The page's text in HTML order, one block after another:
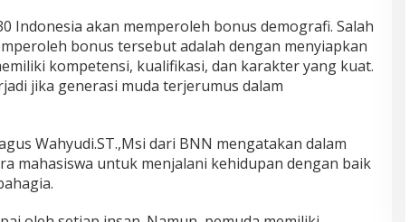
Indonesia akan memperoleh bonus demografi. Salah
bonus tersebut adalah dengan menyiapkan
kompetensi, kualifikasi, dan karakter yang kuat.
jika generasi muda terjerumus dalam
Wahyudi.ST.,Msi dari BNN mengatakan dalam
mahasiswa untuk menjalani kehidupan dengan baik